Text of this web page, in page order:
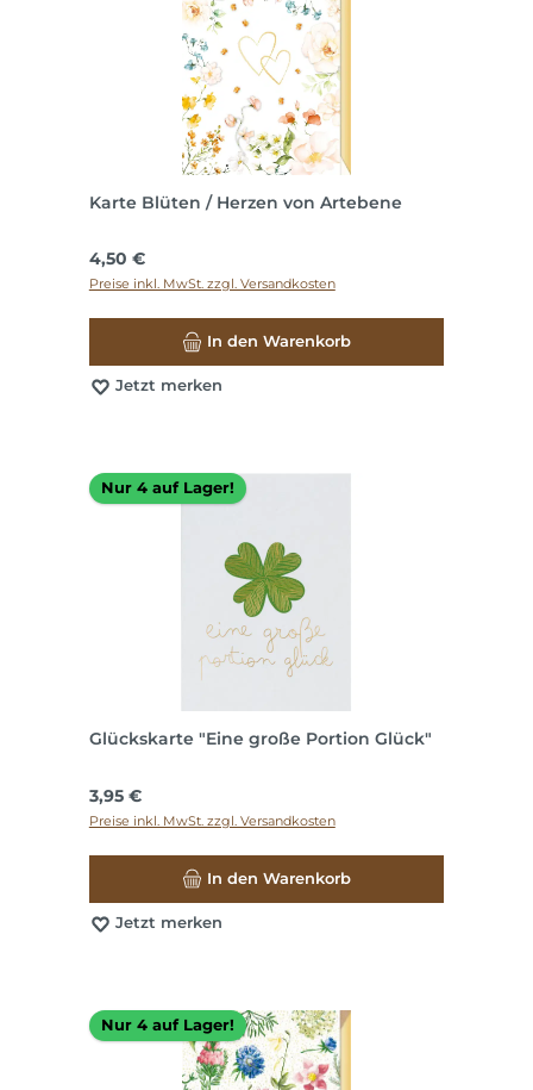
Karte Blüten / Herzen von Artebene
Regulärer Preis:
4,50 €
Preise inkl. MwSt. zzgl. Versandkosten
In den Warenkorb
Jetzt merken
Nur 4 auf Lager!
Glückskarte "Eine große Portion Glück"
Regulärer Preis:
3,95 €
Preise inkl. MwSt. zzgl. Versandkosten
In den Warenkorb
Jetzt merken
Nur 4 auf Lager!